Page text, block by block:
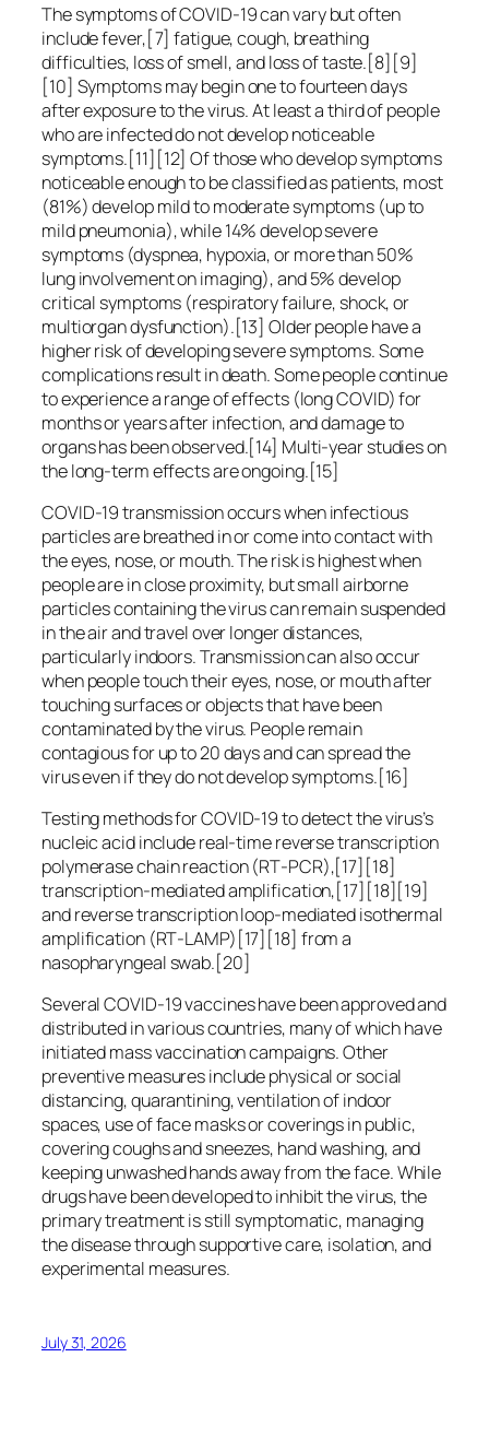
The symptoms of COVID‑19 can vary but often
include fever,[7] fatigue, cough, breathing
difficulties, loss of smell, and loss of taste.[8][9]
[10] Symptoms may begin one to fourteen days
after exposure to the virus. At least a third of people
who are infected do not develop noticeable
symptoms.[11][12] Of those who develop symptoms
noticeable enough to be classified as patients, most
(81%) develop mild to moderate symptoms (up to
mild pneumonia), while 14% develop severe
symptoms (dyspnea, hypoxia, or more than 50%
lung involvement on imaging), and 5% develop
critical symptoms (respiratory failure, shock, or
multiorgan dysfunction).[13] Older people have a
higher risk of developing severe symptoms. Some
complications result in death. Some people continue
to experience a range of effects (long COVID) for
months or years after infection, and damage to
organs has been observed.[14] Multi-year studies on
the long-term effects are ongoing.[15]
COVID‑19 transmission occurs when infectious
particles are breathed in or come into contact with
the eyes, nose, or mouth. The risk is highest when
people are in close proximity, but small airborne
particles containing the virus can remain suspended
in the air and travel over longer distances,
particularly indoors. Transmission can also occur
when people touch their eyes, nose, or mouth after
touching surfaces or objects that have been
contaminated by the virus. People remain
contagious for up to 20 days and can spread the
virus even if they do not develop symptoms.[16]
Testing methods for COVID-19 to detect the virus’s
nucleic acid include real-time reverse transcription
polymerase chain reaction (RT‑PCR),[17][18]
transcription-mediated amplification,[17][18][19]
and reverse transcription loop-mediated isothermal
amplification (RT‑LAMP)[17][18] from a
nasopharyngeal swab.[20]
Several COVID-19 vaccines have been approved and
distributed in various countries, many of which have
initiated mass vaccination campaigns. Other
preventive measures include physical or social
distancing, quarantining, ventilation of indoor
spaces, use of face masks or coverings in public,
covering coughs and sneezes, hand washing, and
keeping unwashed hands away from the face. While
drugs have been developed to inhibit the virus, the
primary treatment is still symptomatic, managing
the disease through supportive care, isolation, and
experimental measures.
July 31, 2026